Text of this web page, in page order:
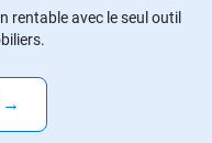
rentable avec le seul outil
→